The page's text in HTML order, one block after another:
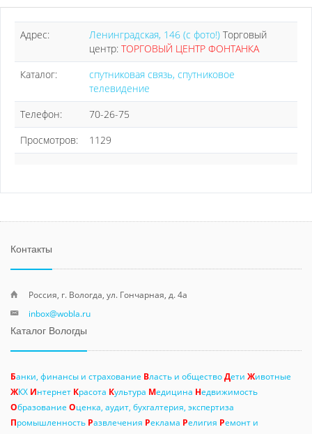
Адрес: Ленинградская, 146 (с фото!) Торговый
центр: ТОРГОВЫЙ ЦЕНТР ФОНТАНКА
Каталог:
спутниковая связь, спутниковое
телевидение
Телефон:
70-26-75
Просмотров:
1129
Контакты
Россия, г. Вологда, ул. Гончарная, д. 4а
inbox@wobla.ru
Каталог Вологды
Банки, финансы и страхование Власть и обществоДети Животные
ЖКХ Интернет Красота Культура Медицина Недвижимость
Образование Оценка, аудит, бухгалтерия, экспертиза
Промышленность Развлечения Реклама Религия Ремонт и